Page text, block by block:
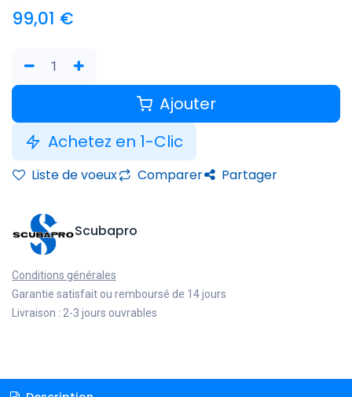
99,01 €
Ajouter
Achetez en 1-Clic
Liste de voeux Comparer Partager
Scubapro
Conditions générales
Garantie satisfait ou remboursé de 14 jours
Livraison : 2-3 jours ouvrables